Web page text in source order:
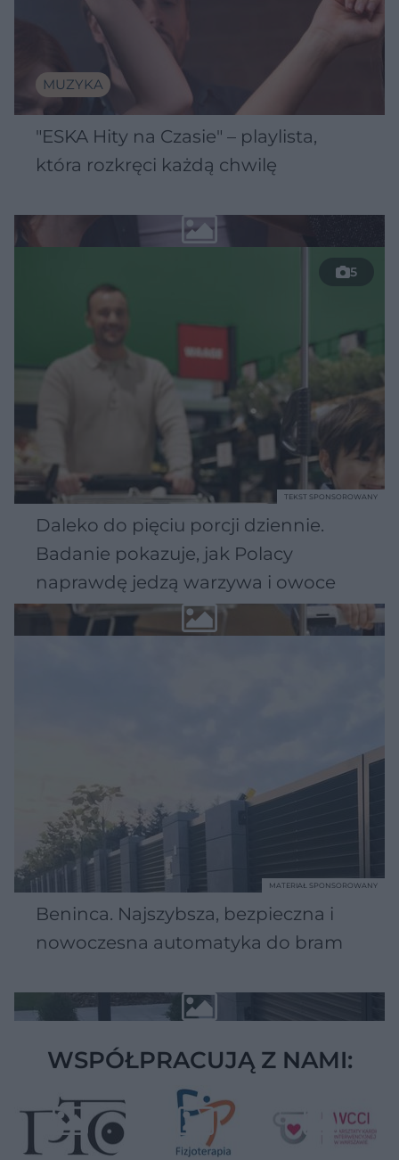
MUZYKA
"ESKA Hity na Czasie" – playlista,
która rozkręci każdą chwilę
5
Daleko do pięciu porcji dziennie.
Badanie pokazuje, jak Polacy
naprawdę jedzą warzywa i owoce
TEKST SPONSOROWANY
Beninca. Najszybsza, bezpieczna i
nowoczesna automatyka do bram
MATERIAŁ SPONSOROWANY
WSPÓŁPRACUJĄ Z NAMI: